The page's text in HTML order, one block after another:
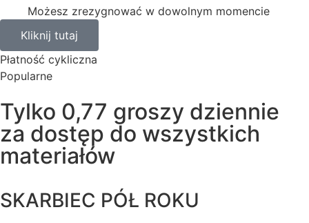
Możesz zrezygnować w dowolnym momencie
Kliknij tutaj
Płatność cykliczna
Popularne
Tylko 0,77 groszy dziennie
za dostęp do wszystkich
materiałów
SKARBIEC PÓŁ ROKU